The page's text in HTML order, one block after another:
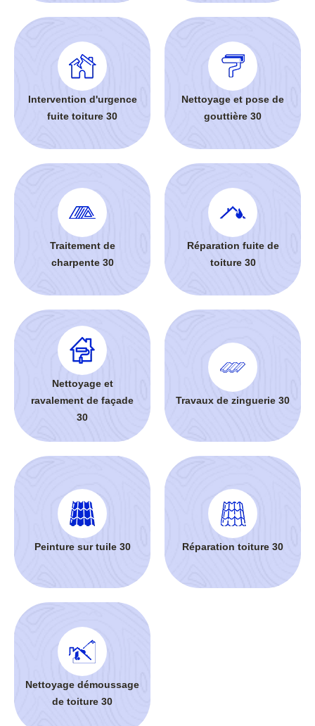
Intervention d'urgence
fuite toiture 30
Nettoyage et pose de
gouttière 30
Traitement de
charpente 30
Réparation fuite de
toiture 30
Nettoyage et
ravalement de façade
30
Travaux de zinguerie 30
Peinture sur tuile 30 Réparation toiture 30
Nettoyage démoussage
de toiture 30